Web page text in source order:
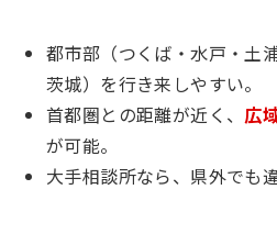
都市部（つくば・水戸・土
茨城）を行き来しやすい。
首都圏との距離が近く、 広
が可能。
大手相談所なら、県外でも